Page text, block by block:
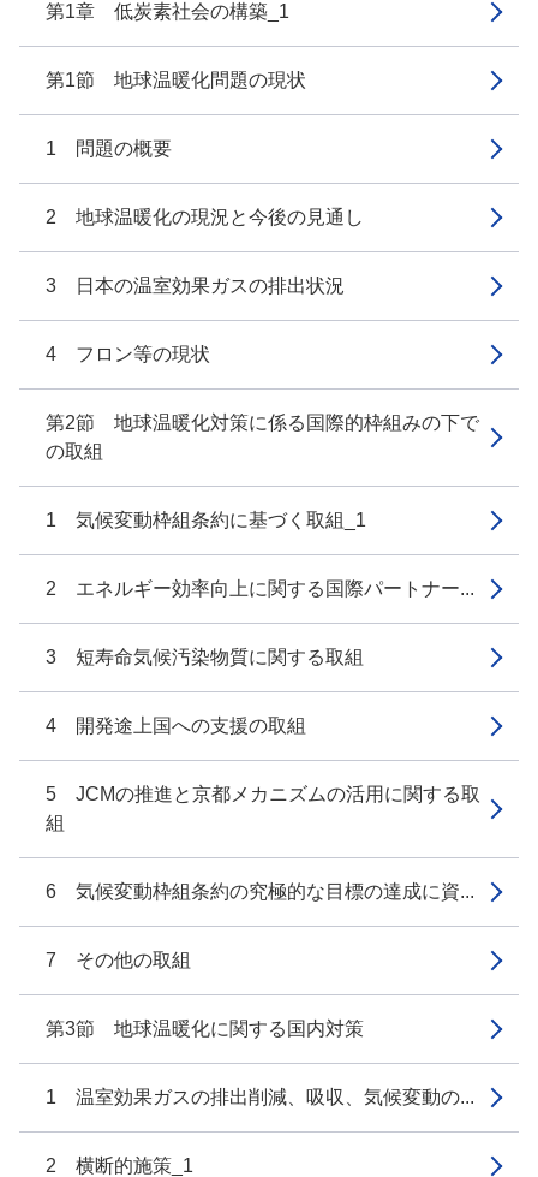
第1章 低炭素社会の構築_1
第1節 地球温暖化問題の現状
1 問題の概要
2 地球温暖化の現況と今後の見通し
3 日本の温室効果ガスの排出状況
4 フロン等の現状
第2節 地球温暖化対策に係る国際的枠組みの下で
の取組
1 気候変動枠組条約に基づく取組_1
2 エネルギー効率向上に関する国際パートナー...
3 短寿命気候汚染物質に関する取組
4 開発途上国への支援の取組
5 JCMの推進と京都メカニズムの活用に関する取
組
6 気候変動枠組条約の究極的な目標の達成に資...
7 その他の取組
第3節 地球温暖化に関する国内対策
1 温室効果ガスの排出削減、吸収、気候変動の...
2 横断的施策_1